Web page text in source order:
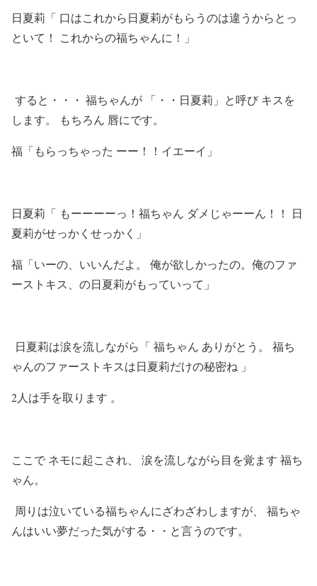
日夏莉「 口はこれから日夏莉がもらうのは違うからとっ
といて！ これからの福ちゃんに！」
すると・・・ 福ちゃんが 「・・日夏莉」と呼び キスを
します。 もちろん 唇にです。
福「もらっちゃった ーー！！イエーイ」
日夏莉「 もーーーーっ！福ちゃん ダメじゃーーん！！ 日
夏莉がせっかくせっかく」
福「いーの、いいんだよ。 俺が欲しかったの。俺のファ
ーストキス、の日夏莉がもっていって」
日夏莉は涙を流しながら「 福ちゃん ありがとう。 福ち
ゃんのファーストキスは日夏莉だけの秘密ね 」
2人は手を取ります 。
ここで ネモに起こされ、 涙を流しながら目を覚ます 福ち
ゃん。
周りは泣いている福ちゃんにざわざわしますが、 福ちゃ
んはいい夢だった気がする・・と言うのです。